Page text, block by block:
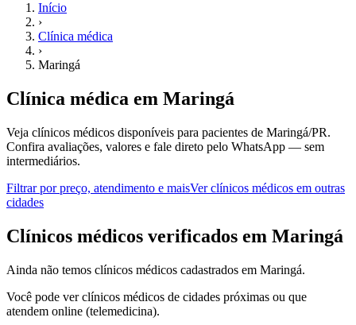
Início
›
Clínica médica
›
Maringá
Clínica médica em Maringá
Veja clínicos médicos disponíveis para pacientes de Maringá/PR.
Confira avaliações, valores e fale direto pelo WhatsApp — sem
intermediários.
Filtrar por preço, atendimento e maisVerclínicos médicos em outras
cidades
Clínicos médicos verificados em Maringá
Ainda não temos clínicos médicos cadastrados em Maringá.
Você pode verclínicos médicos de cidades próximas ou que
atendem online (telemedicina).